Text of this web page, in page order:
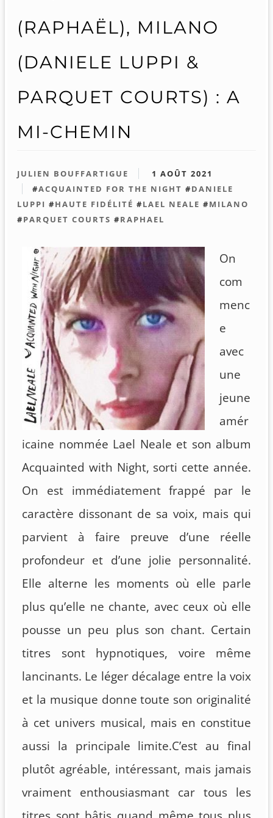
(RAPHAËL), MILANO
(DANIELE LUPPI &
PARQUET COURTS) : A
MI-CHEMIN
JULIEN BOUFFARTIGUE
1 AOÛT 2021
#ACQUAINTED FOR THE NIGHT #DANIELE
LUPPI #HAUTE FIDÉLITÉ #LAEL NEALE #MILANO
#PARQUET COURTS #RAPHAEL
On
com
menc
e
avec
une
jeune
amér
icaine nommée Lael Neale et son album
Acquainted with Night, sorti cette année.
On est immédiatement frappé par le
caractère dissonant de sa voix, mais qui
parvient à faire preuve d’une réelle
profondeur et d’une jolie personnalité.
Elle alterne les moments où elle parle
plus qu’elle ne chante, avec ceux où elle
pousse un peu plus son chant. Certain
titres sont hypnotiques, voire même
lancinants. Le léger décalage entre la voix
et la musique donne toute son originalité
à cet univers musical, mais en constitue
aussi la principale limite.C’est au final
plutôt agréable, intéressant, mais jamais
vraiment enthousiasmant car tous les